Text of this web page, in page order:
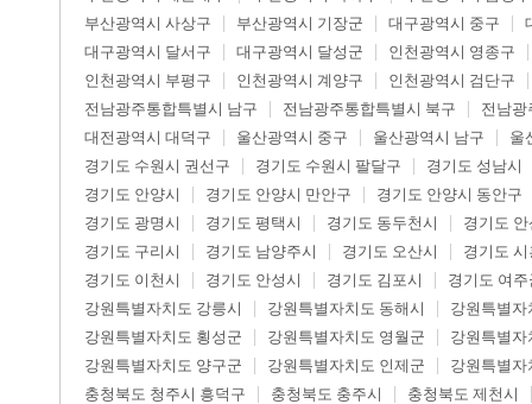
부산광역시 사상구
부산광역시 기장군 대구광역시 중구
대구광역시 달서구
대구광역시 달성군
인천광역시 영종구
인천광역시 부평구
인천광역시 계양구
인천광역시 검단구
전남광주통합특별시 남구
전남광주통합특별시 북구
전남광
대전광역시 대덕구
울산광역시 중구 울산광역시 남구
울
경기도 수원시 권선구
경기도 수원시 팔달구
경기도 성남시
경기도 안양시
경기도 안양시 만안구
경기도 안양시 동안구
경기도 광명시
경기도 평택시 경기도 동두천시
경기도
경기도 구리시
경기도 남양주시 경기도 오산시
경기도
경기도 이천시
경기도 안성시 경기도 김포시
경기도 여주
강원특별자치도 강릉시
강원특별자치도 동해시
강원특별자
강원특별자치도 횡성군
강원특별자치도 영월군
강원특별자
강원특별자치도 양구군
강원특별자치도 인제군
강원특별자
충청북도 청주시 흥덕구
충청북도 충주시
충청북도 제천시